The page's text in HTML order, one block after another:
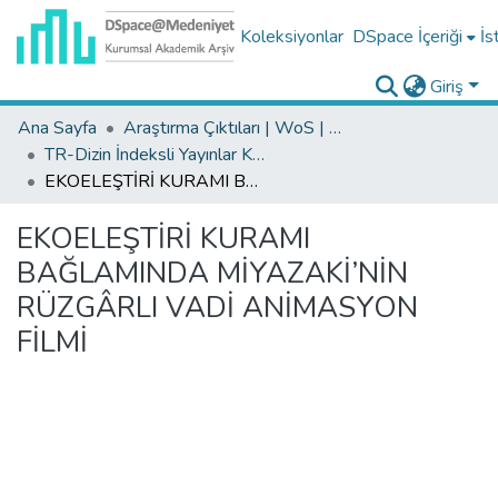
Koleksiyonlar DSpace İçeriği
Giriş
Ana Sayfa
Araştırma Çıktıları | WoS | Scopus | TR-Dizin | PubMed
TR-Dizin İndeksli Yayınlar Koleksiyonu
EKOELEŞTİRİ KURAMI BAĞLAMINDA MİYAZAKİ’NİN RÜZGÂRLI VADİ ANİMASYON FİLMİ
EKOELEŞTİRİ KURAMI
BAĞLAMINDA MİYAZAKİ’NİN
RÜZGÂRLI VADİ ANİMASYON
FİLMİ